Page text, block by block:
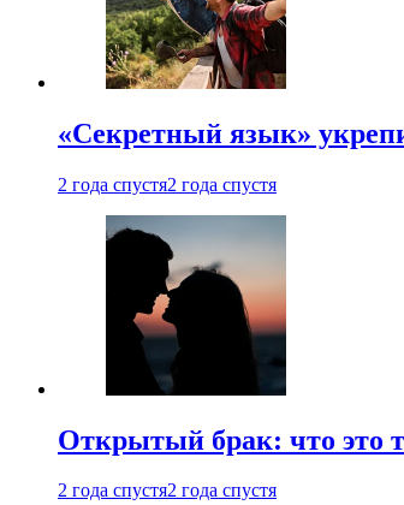
«Секретный язык»
2 года спустя2 года спустя
Открытый брак: что это
2 года спустя2 года спустя